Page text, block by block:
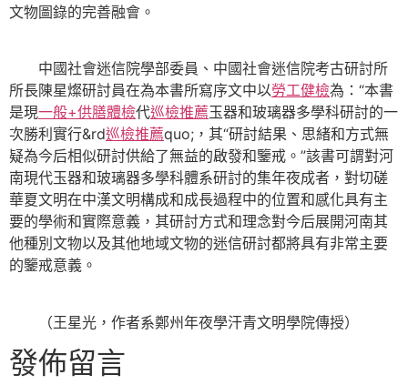
文物圖錄的完善融會。
中國社會迷信院學部委員、中國社會迷信院考古研討所
所長陳星燦研討員在為本書所寫序文中以勞工健檢為：“本書
是現一般+供膳體檢代巡檢推薦玉器和玻璃器多學科研討的一
次勝利實行&rd巡檢推薦quo;，其“研討結果、思緒和方式無
疑為今后相似研討供給了無益的啟發和鑒戒。”該書可謂對河
南現代玉器和玻璃器多學科體系研討的集年夜成者，對切磋
華夏文明在中漢文明構成和成長過程中的位置和感化具有主
要的學術和實際意義，其研討方式和理念對今后展開河南其
他種別文物以及其他地域文物的迷信研討都將具有非常主要
的鑒戒意義。
（王星光， 作者系鄭州年夜學汗青文明學院傳授）
發佈留言